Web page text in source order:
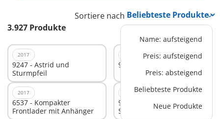
3.927 Produkte
Sortiere nach
Name: aufsteigend
Preis: aufsteigend
Preis: absteigend
Beliebteste Produkte
Neue Produkte
2017
9247 - Astrid und
Sturmpfeil
9254 - Dr. Drone Pick-up
2017
6537 - Kompakter
Frontlader mit Anhänger
2017
9236 - Polizeibus mit
Straßensperre